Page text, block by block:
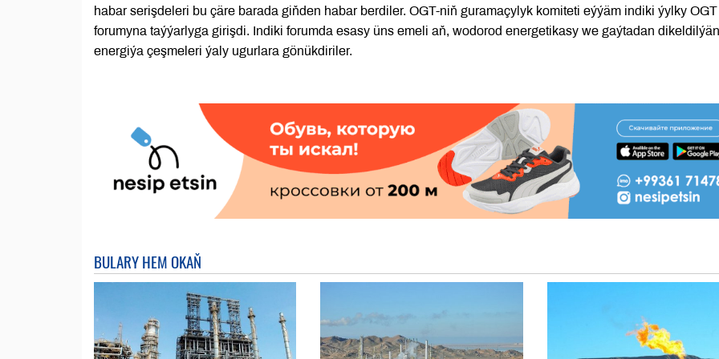
habar serişdeleri bu çäre barada giňden habar berdiler. OGT-niň guramaçylyk komiteti eýýäm indiki ýylky
forumyna taýýarlyga girişdi. Indiki forumda esasy üns emeli aň, wodorod energetikasy we gaýtadan dikeldilýän
energiýa çeşmeleri ýaly ugurlara gönükdiriler.
BULARY HEM OKAŇ